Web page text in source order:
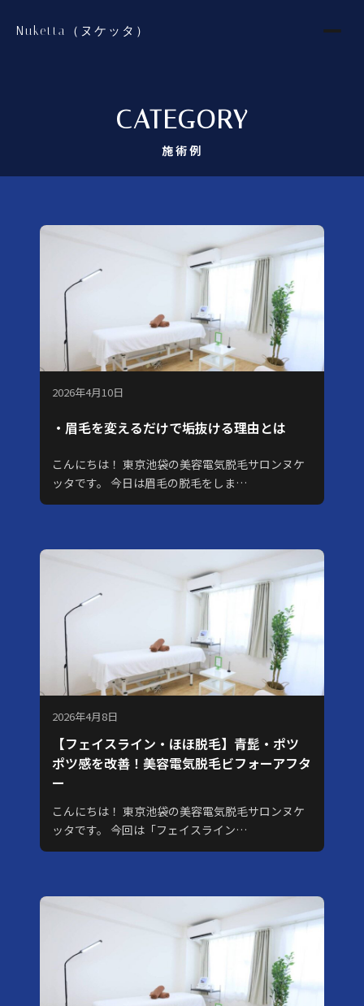
Nuketta（ヌケッタ）
CATEGORY
施術例
2026年4月10日
・眉毛を変えるだけで垢抜ける理由とは
こんにちは！ 東京池袋の美容電気脱毛サロンヌケ
ッタです。 今日は眉毛の脱毛をしま…
2026年4月8日
【フェイスライン・ほほ脱毛】青髭・ポツ
ポツ感を改善！美容電気脱毛ビフォーアフタ
ー
こんにちは！ 東京池袋の美容電気脱毛サロンヌケ
ッタです。 今回は「フェイスライン…